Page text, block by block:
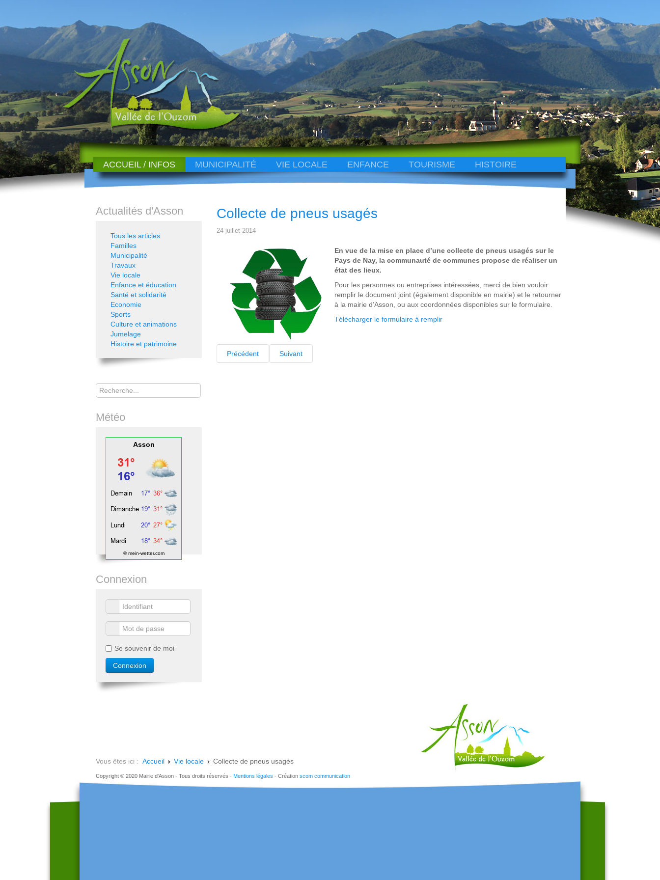
ACCUEIL / INFOS MUNICIPALITÉ VIE LOCALE ENFANCE TOURISME HISTOIRE
Collecte de pneus usagés
24 juillet 2014
En vue de la mise en place d’une collecte de pneus usagés sur le
Pays de Nay, la communauté de communes propose de réaliser un
état des lieux.
Pour les personnes ou entreprises intéressées, merci de bien vouloir
remplir le document joint (également disponible en mairie) et le retourner
à la mairie d’Asson, ou aux coordonnées disponibles sur le formulaire.
Télécharger le formulaire à remplir
Précédent Suivant
Actualités d'Asson
Tous les articles
Familles
Municipalité
Travaux
Vie locale
Enfance et éducation
Santé et solidarité
Economie
Sports
Culture et animations
Jumelage
Histoire et patrimoine
Rechercher
Météo
Asson
© mein-wetter.com
Connexion
Se souvenir de moi
Vous êtes ici : Accueil Vie locale Collecte de pneus usagés
Copyright © 2020 Mairie d'Asson - Tous droits réservés - Mentions légales - Création scom communication